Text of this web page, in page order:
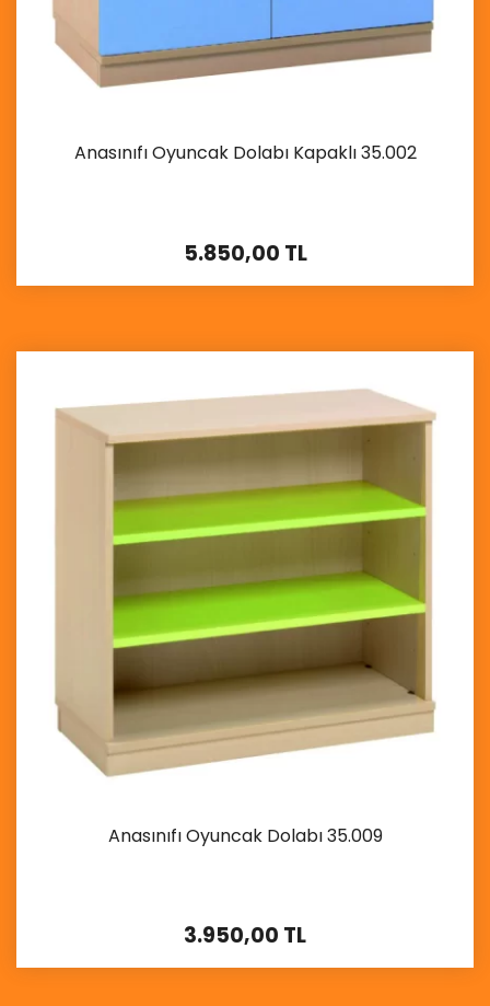
Anasınıfı Oyuncak Dolabı Kapaklı 35.002
5.850,00 TL
İncele
Anasınıfı Oyuncak Dolabı 35.009
3.950,00 TL
İncele